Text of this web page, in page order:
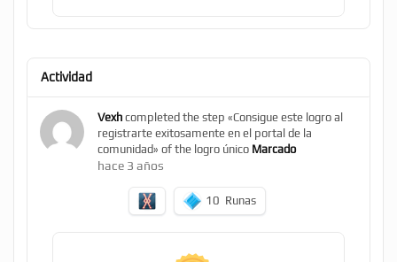
Actividad
Vexh completed the step «Consigue este logro al
registrarte exitosamente en el portal de la
comunidad» of the logro único Marcado
hace 3 años
10 Runas